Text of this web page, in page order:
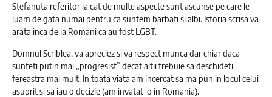
Stefanuta referitor la cat de multe aspecte sunt ascunse pe care le
luam de gata numai pentru ca suntem barbati si albi. Istoria scrisa va
arata inca de la Romani ca au fost LGBT.
Domnul Scriblea, va apreciez si va respect munca dar chiar daca
sunteti putin mai „progresist” decat altii trebuie sa deschideti
fereastra mai mult. In toata viata am incercat sa ma pun in locul celui
asuprit si sa iau o decizie (am invatat-o in Romania).